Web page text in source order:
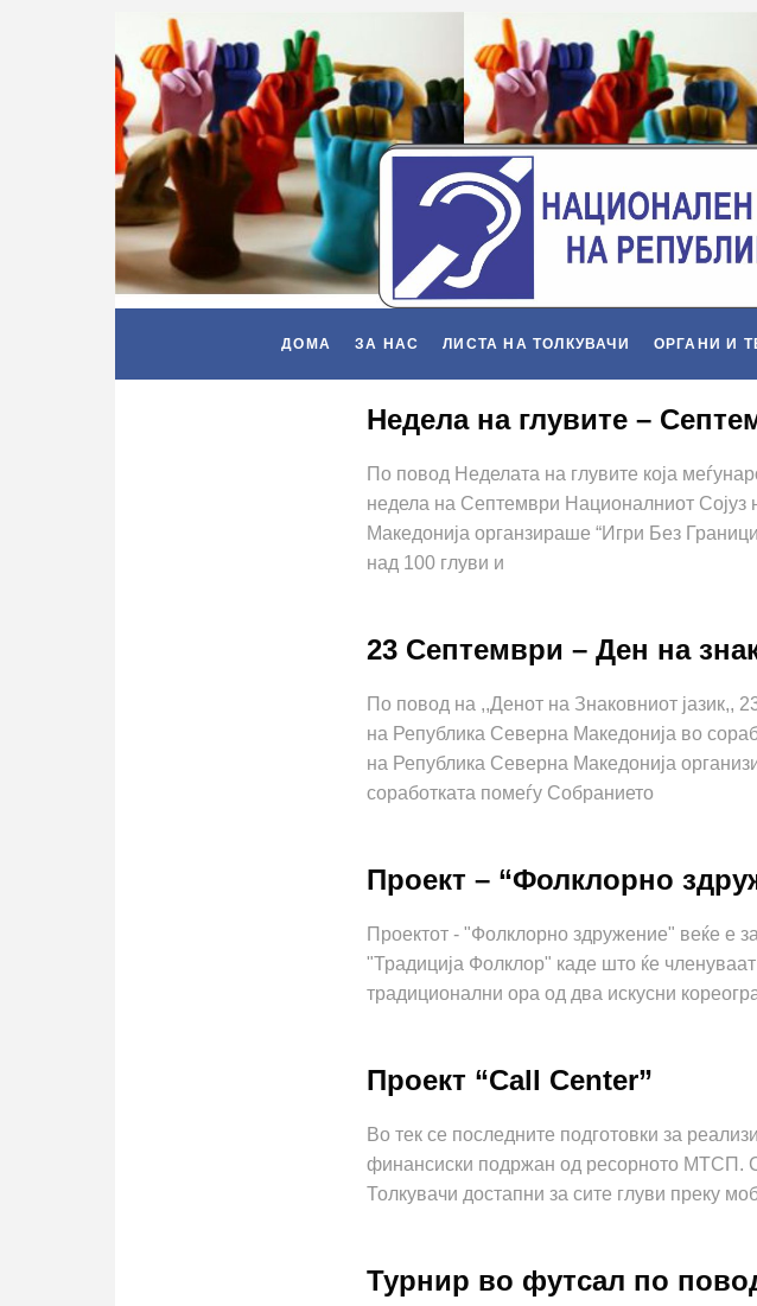
ДОМА ЗА НАС ЛИСТА НА ТОЛКУВАЧИ ОРГАНИ И
Недела на глувите –
По повод Неделата на глувите која
недела на Септември Националниот Сојуз
Македонија органзираше “Игри Без
над 100 глуви и
23 Септември – Ден на
По повод на ,,Денот на Знаковниот јазик,,
на Република Северна Македонија во
на Република Северна Македонија
соработката помеѓу Собранието
Проект – “Фолклорно
Проектот - "Фолклорно здружение" веќе е
"Традиција Фолклор" каде што ќе
традиционални ора од два искусни
Проект “Call Center”
Во тек се последните подготовки за
финансиски подржан од ресорното МТСП.
Толкувачи достапни за сите глуви преку
Турнир во футсал по